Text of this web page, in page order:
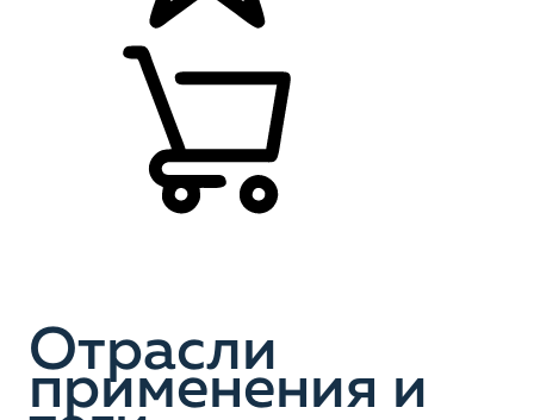
Отрасли
применения и